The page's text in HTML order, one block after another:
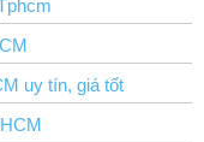
uy tín, giá tốt